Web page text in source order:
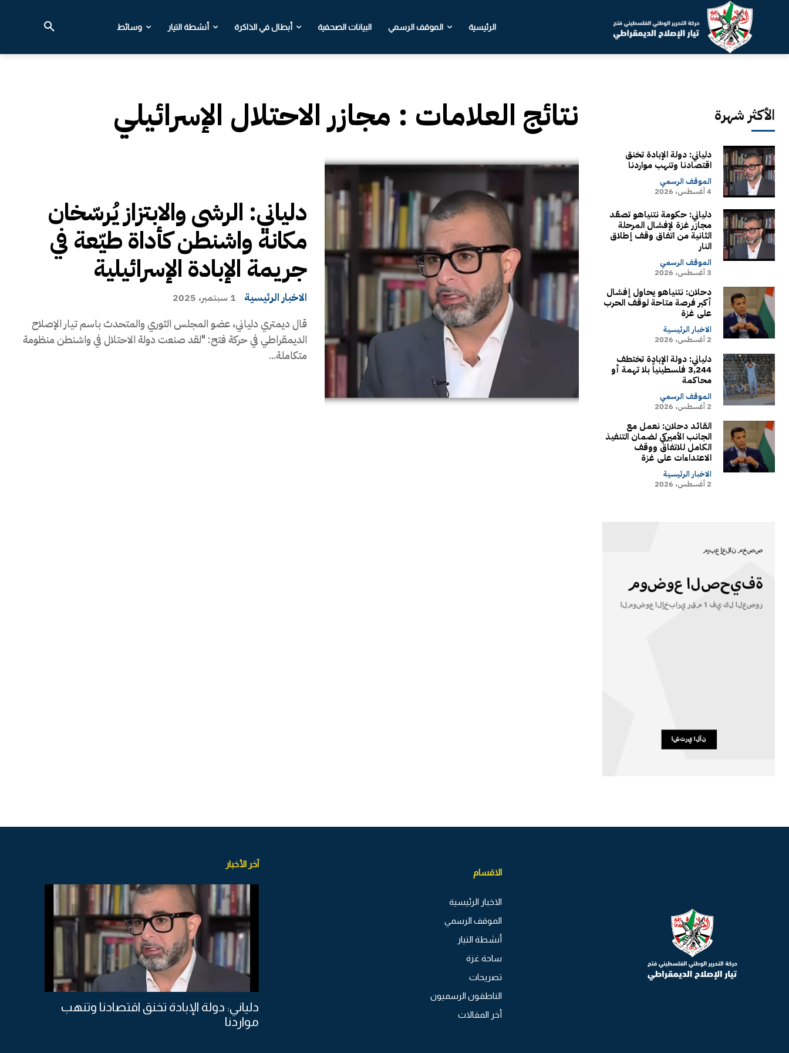
الرئيسية الموقف الرسمي البيانات الصحفية أبطال في الذاكرة أنشطة التيار وسائط
نتائج العلامات : مجازر الاحتلال الإسرائيلي
دلياني: الرشى والابتزاز يُرسّخان
مكانة واشنطن كأداة طيّعة في
جريمة الإبادة الإسرائيلية
الاخبار الرئيسية 1 سبتمبر، 2025
قال ديمتري دلياني، عضو المجلس الثوري والمتحدث باسم تيار الإصلاح
الديمقراطي في حركة فتح: "لقد صنعت دولة الاحتلال في واشنطن منظومة
متكاملة...
الأكثر شهرة
دلياني: دولة الإبادة تخنق
اقتصادنا وتنهب مواردنا
الموقف الرسمي
4 أغسطس، 2026
دلياني: حكومة نتنياهو تصعّد
مجازر غزة لإفشال المرحلة
الثانية من اتفاق وقف إطلاق
النار
الموقف الرسمي
3 أغسطس، 2026
دحلان: نتنياهو يحاول إفشال
أكبر فرصة متاحة لوقف الحرب
على غزة
الاخبار الرئيسية
2 أغسطس، 2026
دلياني: دولة الإبادة تختطف
3,244 فلسطينياً بلا تهمة أو
محاكمة
الموقف الرسمي
2 أغسطس، 2026
القائد دحلان: نعمل مع
الجانب الأميركي لضمان التنفيذ
الكامل للاتفاق ووقف
الاعتداءات على غزة
الاخبار الرئيسية
2 أغسطس، 2026
الاقسام
الاخبار الرئيسية
الموقف الرسمي
أنشطة التيار
ساحة غزة
تصريحات
الناطقون الرسميون
أخر المقالات
آخر الأخبار
دلياني: دولة الإبادة تخنق اقتصادنا وتنهب
مواردنا